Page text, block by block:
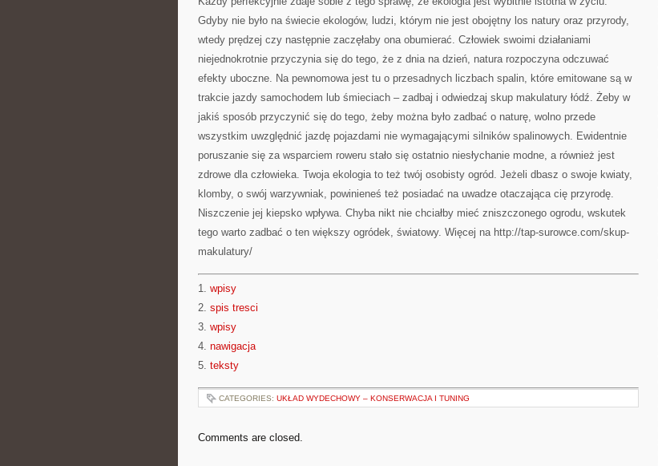
STUDNI
SIĘ
WPŁYWEM
Gdyby nie było na świecie ekologów, ludzi, którym nie jest obojętny los natury oraz przyrody,
wtedy prędzej czy następnie zaczęłaby ona obumierać. Człowiek swoimi działaniami
niejednokrotnie przyczynia się do tego, że z dnia na dzień, natura rozpoczyna odczuwać
efekty uboczne. Na pewnomowa jest tu o przesadnych liczbach spalin, które emitowane są w
trakcie jazdy samochodem lub śmieciach – zadbaj i odwiedzaj skup makulatury łódź. Żeby w
jakiś sposób przyczynić się do tego, żeby można było zadbać o naturę, wolno przede
wszystkim uwzględnić jazdę pojazdami nie wymagającymi silników spalinowych. Ewidentnie
poruszanie się za wsparciem roweru stało się ostatnio niesłychanie modne, a również jest
zdrowe dla człowieka. Twoja ekologia to też twój osobisty ogród. Jeżeli dbasz o swoje kwiaty,
klomby, o swój warzywniak, powinieneś też posiadać na uwadze otaczająca cię przyrodę.
Niszczenie jej kiepsko wpływa. Chyba nikt nie chciałby mieć zniszczonego ogrodu, wskutek
tego warto zadbać o ten większy ogródek, światowy. Więcej na http://tap-surowce.com/skup-
makulatury/
1. wpisy
2. spis tresci
3. wpisy
4. nawigacja
5. teksty
CATEGORIES: UKŁAD WYDECHOWY – KONSERWACJA I TUNING
Comments are closed.